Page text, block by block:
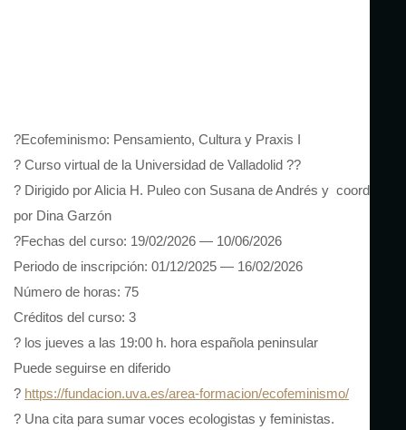
?Ecofeminismo: Pensamiento, Cultura y Praxis I
? Curso virtual de la Universidad de Valladolid ??
?️ Dirigido por Alicia H. Puleo con Susana de Andrés y coordinado
por Dina Garzón
?Fechas del curso: 19/02/2026 — 10/06/2026
Periodo de inscripción: 01/12/2025 — 16/02/2026
Número de horas: 75
Créditos del curso: 3
? los jueves a las 19:00 h. hora española peninsular
Puede seguirse en diferido
? https://fundacion.uva.es/area-formacion/ecofeminismo/
? Una cita para sumar voces ecologistas y feministas.